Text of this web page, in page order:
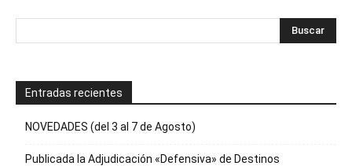
Entradas recientes
NOVEDADES (del 3 al 7 de Agosto)
Publicada la Adjudicación «Defensiva» de Destinos